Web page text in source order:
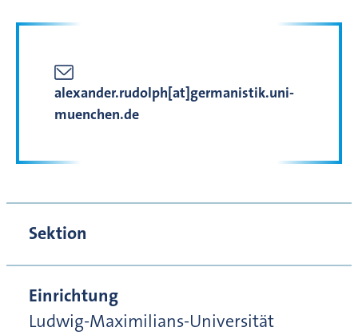
alexander.rudolph[at]germanistik.uni-
muenchen.de
Sektion
Einrichtung
Ludwig-Maximilians-Universität